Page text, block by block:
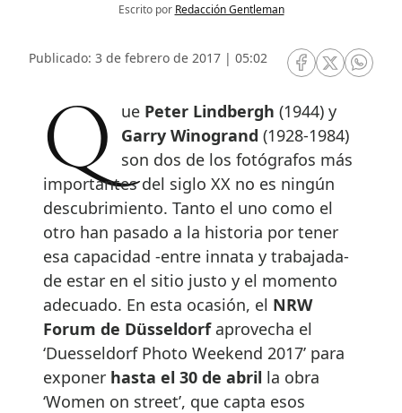
Escrito por Redacción Gentleman
Publicado: 3 de febrero de 2017 | 05:02
RRSS Facebook
RRSSRRSS
Que Peter Lindbergh (1944) y
Garry Winogrand (1928-1984)
son dos de los fotógrafos más
importantes del siglo XX no es ningún
descubrimiento. Tanto el uno como el
otro han pasado a la historia por tener
esa capacidad -entre innata y trabajada-
de estar en el sitio justo y el momento
adecuado. En esta ocasión, el NRW
Forum de Düsseldorf aprovecha el
‘Duesseldorf Photo Weekend 2017’ para
exponer hasta el 30 de abril la obra
‘Women on street’, que capta esos